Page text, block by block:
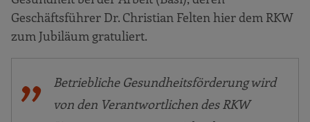
Geschäftsführer Dr. Christian Felten hier dem RKW
zum Jubiläum gratuliert.
Betriebliche Gesundheitsförderung wird
von den Verantwortlichen des RKW